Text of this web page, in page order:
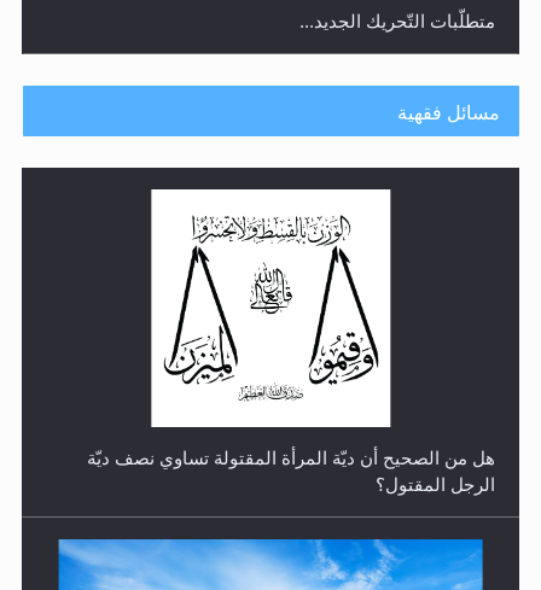
متطلَّبات التّحريك الجديد...
رأيٌ في لغة المسيح الموعود عليه السلام.. 4...
مسائل فقهية
هل من الصحيح أن ديّة المرأة المقتولة تساوي نصف ديّة
الرجل المقتول؟